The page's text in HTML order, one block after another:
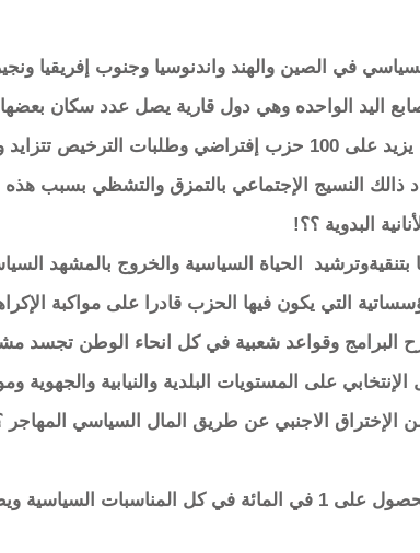
في الصين والهند واندنوسيا وجنوب إفريقيا
اليد الواحده وهي دول قارية يصل عدد سكان بعضها
نسمة ويكون عدد الاحزاب الكرطونية فينا يزيد على 100 حزب إفتراضي وطلبات
4٫5 مليون؟! ألا يهدد ذالك النسيج الإجتماعي بالتمزق والتشظي بسبب
البدوية ؟؟!
الحياة السياسية والخروج بالمشهد
التي يكون فيها الحزب قادرا على مواكبة
البرامج وقواعد شعبية في كل انحاء الوطن تجسد
على المستويات البلدية والنيابية والجهوية
الاجنبي عن طريق المال السياسي المهاجر
وليس الحزب الإفتراضي الذي يعجز عن الحصول على 1 في المائة في كل